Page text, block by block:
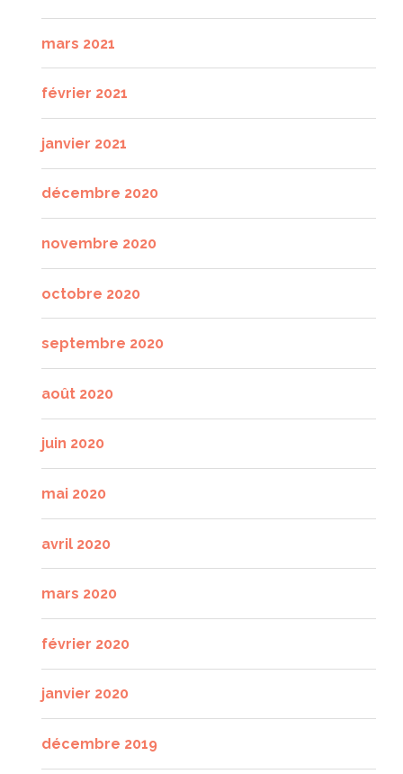
mars 2021
février 2021
janvier 2021
décembre 2020
novembre 2020
octobre 2020
septembre 2020
août 2020
juin 2020
mai 2020
avril 2020
mars 2020
février 2020
janvier 2020
décembre 2019